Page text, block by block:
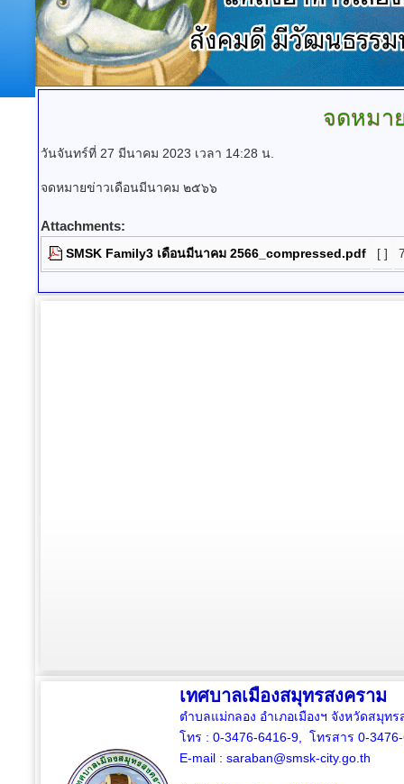
จดหมา
วันจันทร์ที่ 27 มีนาคม 2023 เวลา 14:28 น.
จดหมายข่าวเดือนมีนาคม ๒๕๖๖
Attachments:
SMSK Family3 เดือนมีนาคม 2566_compressed.pdf [ ]
เทศบาลเมืองสมุทรสงคราม
ตำบลแม่กลอง อำเภอเมืองฯ จังหวัดสมุท
โทร : 0-3476-6416-9, โทรสาร 0-
E-mail : saraban@smsk-city.go.th